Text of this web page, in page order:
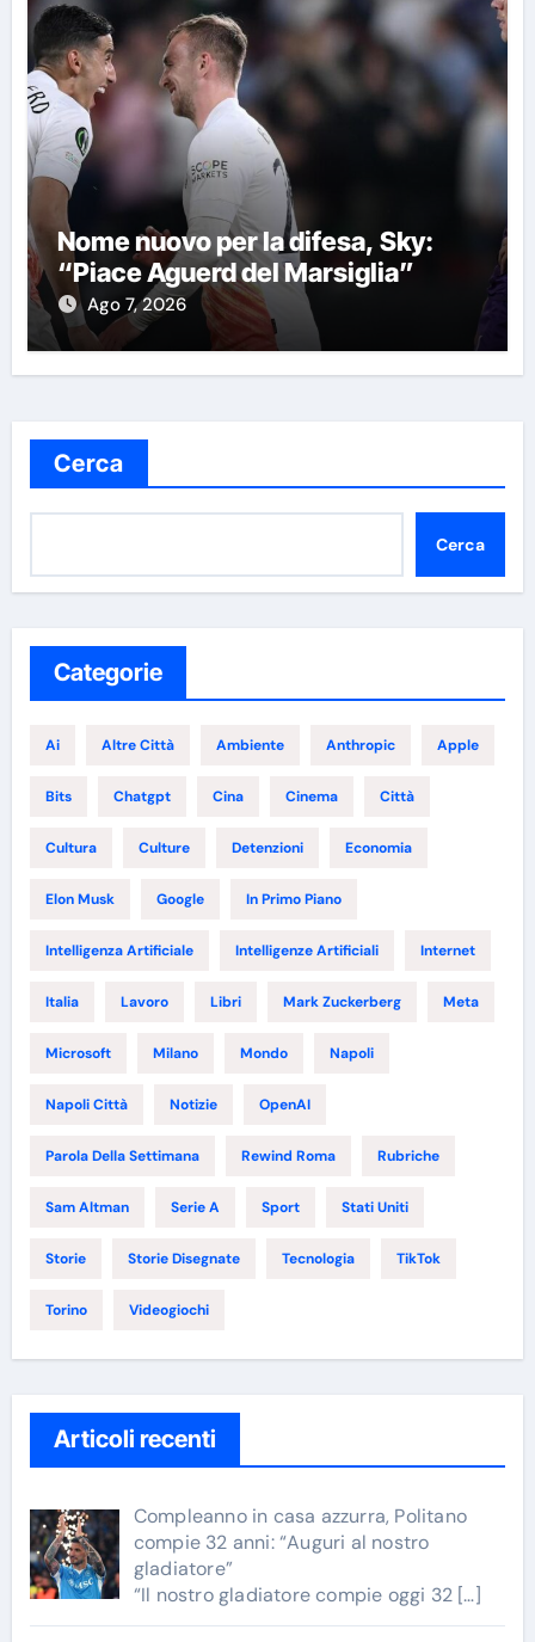
Nome nuovo per la difesa, Sky:
“Piace Aguerd del Marsiglia”
Ago 7, 2026
Cerca
Cerca
Categorie
Ai Altre Città Ambiente Anthropic Apple
Bits Chatgpt Cina Cinema Città
Cultura Culture Detenzioni Economia
Elon Musk Google In Primo Piano
Intelligenza Artificiale Intelligenze Artificiali Internet
Italia Lavoro Libri Mark Zuckerberg Meta
Microsoft Milano Mondo Napoli
Napoli Città Notizie OpenAI
Parola Della Settimana Rewind Roma Rubriche
Sam Altman Serie A Sport Stati Uniti
Storie Storie Disegnate Tecnologia TikTok
Torino Videogiochi
Articoli recenti
Compleanno in casa azzurra, Politano
compie 32 anni: “Auguri al nostro
gladiatore”
“Il nostro gladiatore compie oggi 32 […]